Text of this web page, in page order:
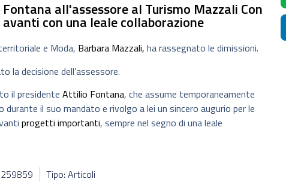
all'assessore al Turismo Mazzali Con
con una leale collaborazione
e Moda, Barbara Mazzali, ha rassegnato le dimissioni.
la decisione dell’assessore.
il presidente Attilio Fontana, che assume temporaneamente
il suo mandato e rivolgo a lei un sincero augurio per le
progetti importanti, sempre nel segno di una leale
Tipo: Articoli